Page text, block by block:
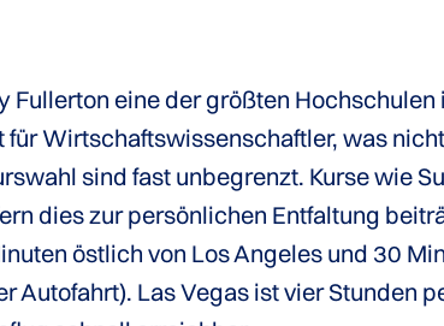
eine der größten Hochschulen
Wirtschaftswissenschaftler, was
sind fast unbegrenzt. Kurse wie
dies zur persönlichen Entfaltung
östlich von Los Angeles und 30
Las Vegas ist vier Stunden